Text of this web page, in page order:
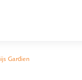
Gardien